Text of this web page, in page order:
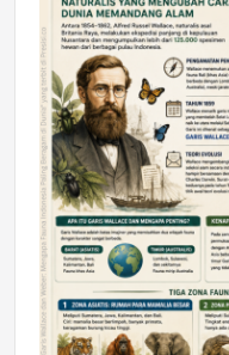
DAERAH
Astra
Honda
Jumat,